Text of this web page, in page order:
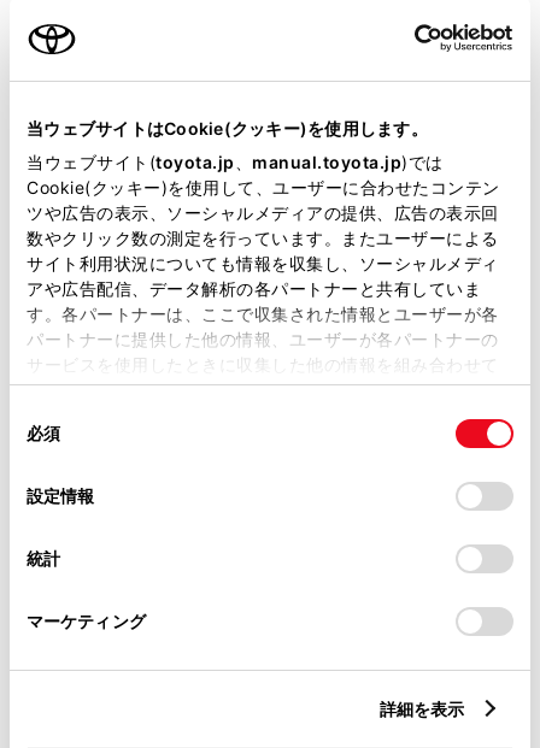
当ウェブサイトはCookie(クッキー)を使用します。
当ウェブサイト(toyota.jp manual.toyota.jp)では
Cookie(クッキー)を使用して、ユーザーに合わせたコンテン
ツや広告の表示、ソーシャルメディアの提供、広告の表示回
数やクリック数の測定を行っています。またユーザーによる
サイト利用状況についても情報を収集し、ソーシャルメディ
アや広告配信、データ解析の各パートナーと共有していま
す。各パートナーは、ここで収集された情報とユーザーが各
パートナーに提供した他の情報、ユーザーが各パートナーの
サービスを使用したときに収集した他の情報を組み合わせて
使用することがあります。当ウェブサイトの使用を続行する
デバイスにすべてのCookie(クッキー)が保存されることに同
意したことになります。Cookie(クッキー)のオプトアウト、
設定の変更、同意を撤回したりするにあたっては、当社の
「Cookie（クッキー）情報の取り扱いについて
」をご覧くだ
必須
設定情報
統計
マーケティング
詳細を表示
用意いただくとスムーズな対応
が可能です。
リコール等情報はこちら
チャットでお問い合わせ
（長期連休などの当社指定日を除く）
チャットでのお問い合わせはお待たせ